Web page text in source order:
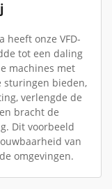
heeft onze VFD-
tot een daling
machines met
sturingen bieden,
verlengde de
bracht de
Dit voorbeeld
van
omgevingen.